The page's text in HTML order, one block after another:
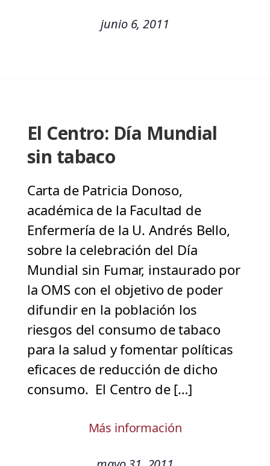
junio 6, 2011
El Centro: Día Mundial
sin tabaco
Carta de Patricia Donoso,
académica de la Facultad de
Enfermería de la U. Andrés Bello,
sobre la celebración del Día
Mundial sin Fumar, instaurado por
la OMS con el objetivo de poder
difundir en la población los
riesgos del consumo de tabaco
para la salud y fomentar políticas
eficaces de reducción de dicho
consumo. El Centro de […]
Más información